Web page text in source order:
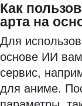
Как
арта на
Для
основе ИИ
сервис,
для аниме.